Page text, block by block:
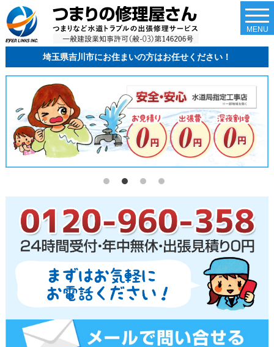
埼玉県吉川市にお住まいの方はお任せください！
MENU